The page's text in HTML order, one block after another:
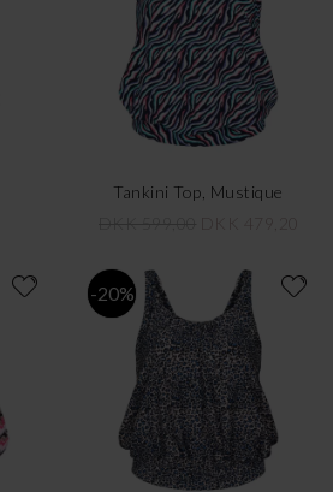
Tankini Top, Mustique
-20%